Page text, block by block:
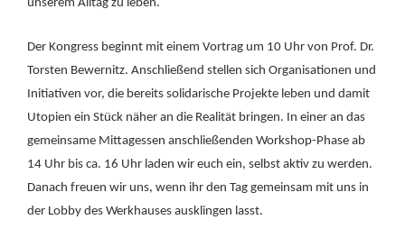
unserem Alltag zu leben.
Der Kongress beginnt mit einem Vortrag um 10 Uhr von Prof. Dr.
Torsten Bewernitz. Anschließend stellen sich Organisationen und
Initiativen vor, die bereits solidarische Projekte leben und damit
Utopien ein Stück näher an die Realität bringen. In einer an das
gemeinsame Mittagessen anschließenden Workshop-Phase ab
14 Uhr bis ca. 16 Uhr laden wir euch ein, selbst aktiv zu werden.
Danach freuen wir uns, wenn ihr den Tag gemeinsam mit uns in
der Lobby des Werkhauses ausklingen lasst.